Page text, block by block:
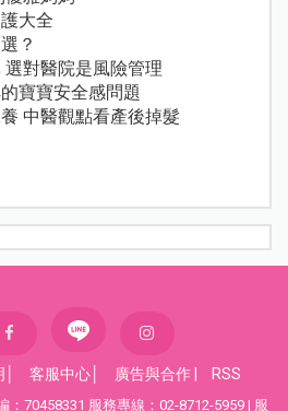
大全
？
對醫院是風險管理
寶寶安全感問題
中醫觀點看產後掉髮
客服中心 廣告與合作 RSS
：70458331 服務專線：02-8712-5959 | 服